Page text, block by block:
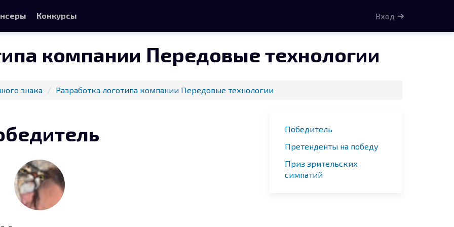
компании Передовые технологии
знака Разработка логотипа компании Передовые технологии
Победитель
Претенденты на победу
Приз зрительских
симпатий
Конкурсы Вход